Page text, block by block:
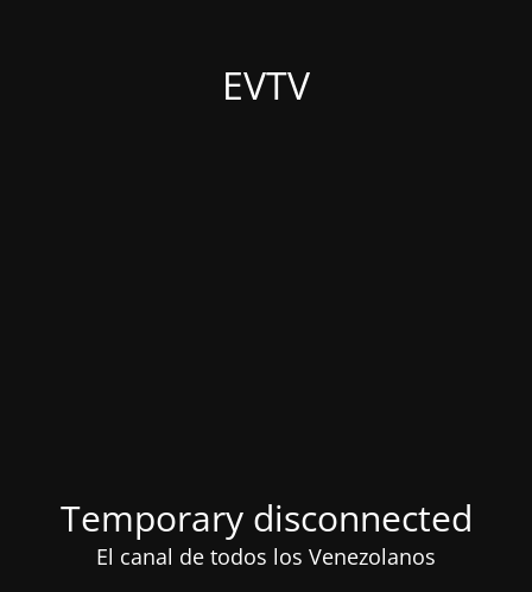
EVTV
Temporary disconnected
El canal de todos los Venezolanos